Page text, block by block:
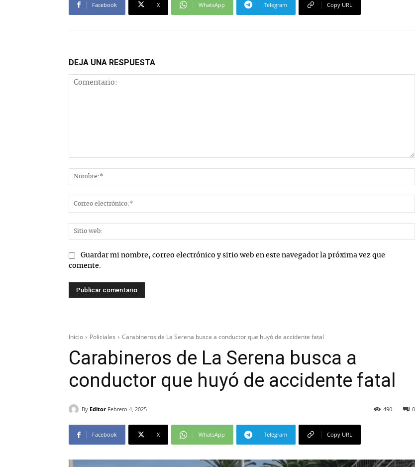
Facebook X WhatsApp Telegram Copy URL
DEJA UNA RESPUESTA
Guardar mi nombre, correo electrónico y sitio web en este navegador la próxima vez que
comente.